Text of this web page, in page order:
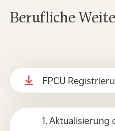
Berufliche
FPCU
1. Aktualisierung